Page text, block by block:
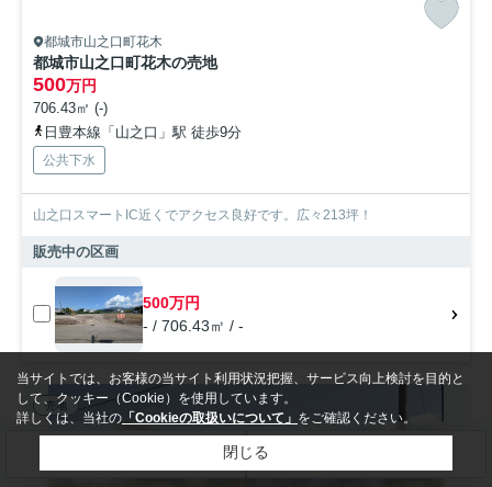
都城市山之口町花木
都城市山之口町花木の売地
500万円
706.43㎡ (-)
日豊本線「山之口」駅 徒歩9分
公共下水
山之口スマートIC近くでアクセス良好です。広々213坪！
販売中の区画
500万円
- / 706.43㎡ / -
売地
当サイトでは、お客様の当サイト利用状況把握、サービス向上検討を目的と
して、クッキー（Cookie）を使用しています。
詳しくは、当社の 「Cookieの取扱いについて」 をご確認ください。
閉じる